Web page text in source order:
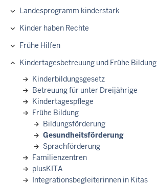
Landesprogramm kinderstark
Kinder haben Rechte
Frühe Hilfen
Kindertagesbetreuung und Frühe Bildung
Kinderbildungsgesetz
Betreuung für unter Dreijährige
Kindertagespflege
Frühe Bildung
Bildungsförderung
Gesundheitsförderung
Sprachförderung
Familienzentren
plusKITA
Integrationsbegleiterinnen in Kitas